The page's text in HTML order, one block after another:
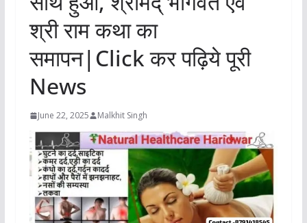
श्री राम कथा का
समापन|Click कर पढ़िये पूरी
News
June 22, 2025 Malkhit Singh